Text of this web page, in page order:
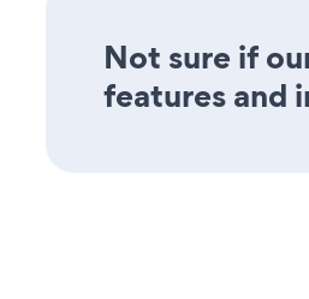
Not sure if
features and